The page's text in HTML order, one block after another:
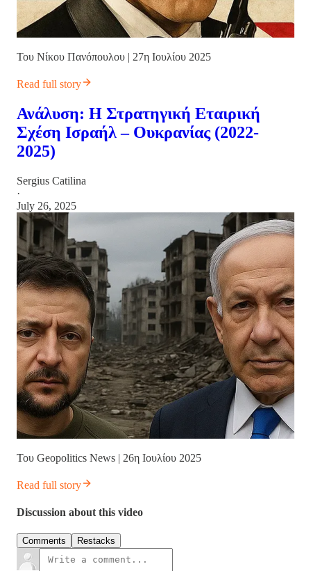
Του Νίκου Πανόπουλου | 27η Ιουλίου 2025
Read full story
Ανάλυση: Η Στρατηγική Εταιρική
Σχέση Ισραήλ – Ουκρανίας (2022-
2025)
Sergius Catilina
·
July 26, 2025
Του Geopolitics News | 26η Ιουλίου 2025
Read full story
Discussion about this video
Comments Restacks